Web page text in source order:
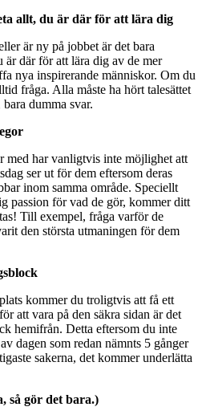
allt, du är där för att lära dig
är ny på jobbet är det bara
där för att lära dig av de mer
nya inspirerande människor. Om du
fråga. Alla måste ha hört talesättet
dumma svar.
med har vanligtvis inte möjlighet att
ser ut för dem eftersom deras
inom samma område. Speciellt
passion för vad de gör, kommer ditt
Till exempel, fråga varför de
den största utmaningen för dem
kommer du troligtvis att få ett
att vara på den säkra sidan är det
hemifrån. Detta eftersom du inte
dagen som redan nämnts 5 gånger
sakerna, det kommer underlätta
så gör det bara.)